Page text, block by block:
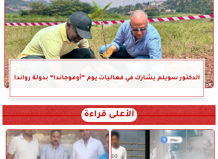
الدكتور سويلم يشارك في فعاليات يوم “أوموجاندا” بدولة رواندا
الأعلى قراءة